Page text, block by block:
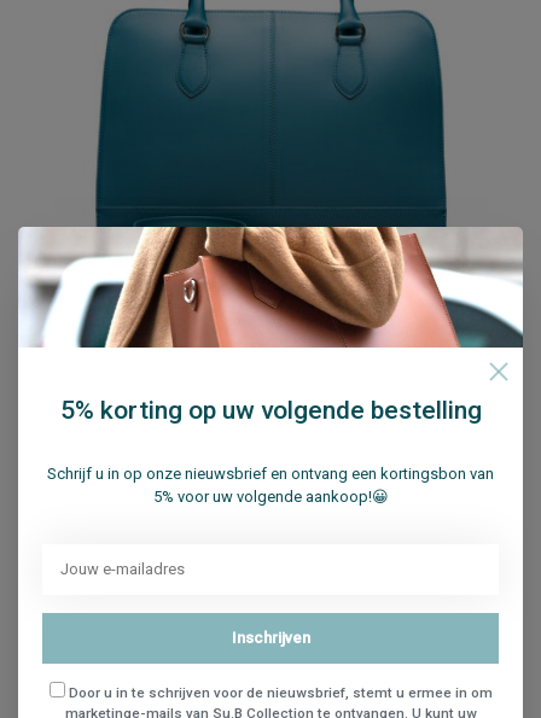
Su.B Amsterdam Travel 15 Turkoois
€249,95
5% korting op uw volgende bestelling
Schrijf u in op onze nieuwsbrief en ontvang een kortingsbon van
5% voor uw volgende aankoop!😀
Inschrijven
Door u in te schrijven voor de nieuwsbrief, stemt u ermee in om
marketinge-mails van Su.B Collection te ontvangen. U kunt uw